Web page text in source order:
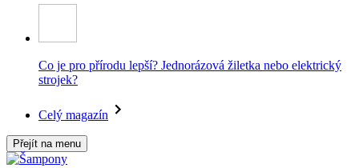
Co je pro přírodu lepší? Jednorázová žiletka nebo elektrický
strojek?
Celý magazín
Přejít na menu